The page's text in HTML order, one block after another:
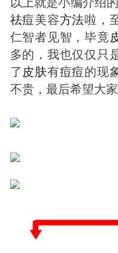
祛痘美容方法啦，
仁智者见智，毕竟
多的，我也仅仅只
了 皮肤有痘痘的现
不贵，最后希望大